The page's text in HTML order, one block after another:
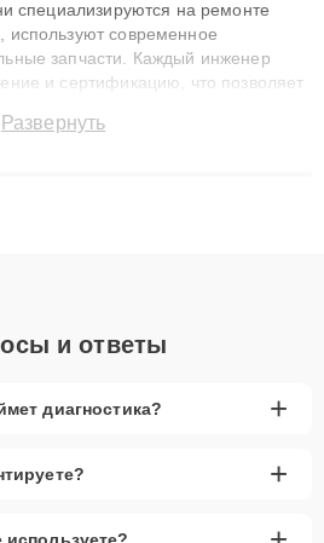
специализируются на ремонте
используют современное
запчасти. Каждый инженер
и сертификацию, что позволяет
до 3 лет. Наши мастера
Развернуть
и ответы
диагностика? +
+